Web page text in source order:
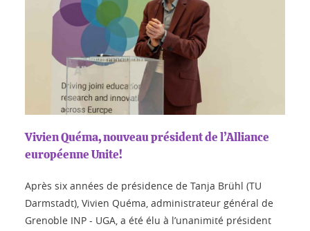
Vivien Quéma, nouveau président de l’Alliance
européenne Unite!
Après six années de présidence de Tanja Brühl (TU
Darmstadt), Vivien Quéma, administrateur général de
Grenoble INP - UGA, a été élu à l’unanimité président